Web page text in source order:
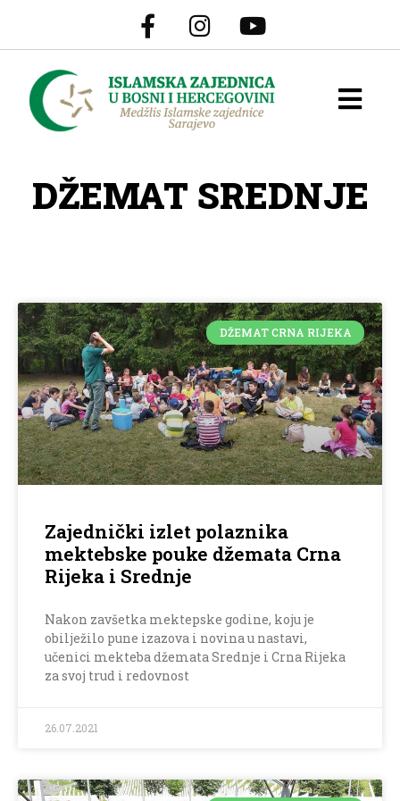
DŽEMAT SREDNJE
DŽEMAT CRNA RIJEKA
Zajednički izlet polaznika
mektebske pouke džemata Crna
Rijeka i Srednje
Nakon zavšetka mektepske godine, koju je
obilježilo pune izazova i novina u nastavi,
učenici mekteba džemata Srednje i Crna Rijeka
za svoj trud i redovnost
26.07.2021